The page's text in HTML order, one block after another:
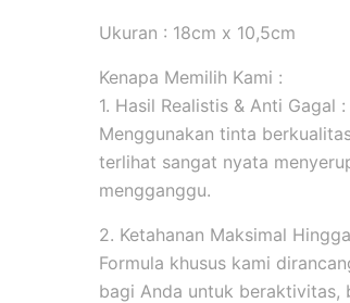
Ukuran : 18cm x 10,5cm
Kenapa Memilih Kami :
1. Hasil Realistis & Anti Gagal :
Menggunakan tinta
terlihat sangat nyata
mengganggu.
2. Ketahanan Maksimal
Formula khusus kami
bagi Anda untuk beraktivitas,